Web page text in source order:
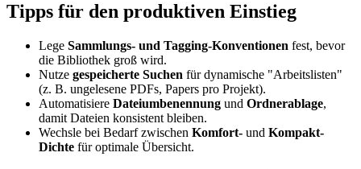
Tipps für den produktiven Einstieg
Lege Sammlungs- und Tagging-Konventionen fest, bevor
die Bibliothek groß wird.
Nutze gespeicherte Suchen für dynamische "Arbeitslisten"
(z. B. ungelesene PDFs, Papers pro Projekt).
Automatisiere Dateiumbenennung und Ordnerablage,
damit Dateien konsistent bleiben.
Wechsle bei Bedarf zwischen Komfort- und Kompakt-
Dichte für optimale Übersicht.